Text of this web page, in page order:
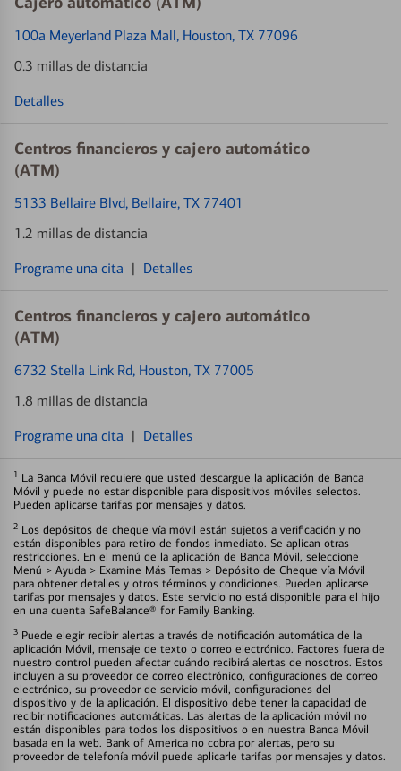
100a Meyerland Plaza Mall, Houston, TX 77096
0.3 millas de distancia
Detalles
Centros financieros y cajero automático
(ATM)
5133 Bellaire Blvd, Bellaire, TX 77401
1.2 millas de distancia
Programe una cita | Detalles
Centros financieros y cajero automático
(ATM)
6732 Stella Link Rd, Houston, TX 77005
1.8 millas de distancia
Programe una cita | Detalles
1 La Banca Móvil requiere que usted descargue la aplicación de Banca
Móvil y puede no estar disponible para dispositivos móviles selectos.
Pueden aplicarse tarifas por mensajes y datos.
2 Los depósitos de cheque vía móvil están sujetos a verificación y no
están disponibles para retiro de fondos inmediato. Se aplican otras
restricciones. En el menú de la aplicación de Banca Móvil, seleccione
Menú > Ayuda > Examine Más Temas > Depósito de Cheque vía Móvil
para obtener detalles y otros términos y condiciones. Pueden aplicarse
tarifas por mensajes y datos. Este servicio no está disponible para el hijo
en una cuenta SafeBalance® for Family Banking.
3 Puede elegir recibir alertas a través de notificación automática de la
aplicación Móvil, mensaje de texto o correo electrónico. Factores fuera de
nuestro control pueden afectar cuándo recibirá alertas de nosotros. Estos
incluyen a su proveedor de correo electrónico, configuraciones de correo
electrónico, su proveedor de servicio móvil, configuraciones del
dispositivo y de la aplicación. El dispositivo debe tener la capacidad de
recibir notificaciones automáticas. Las alertas de la aplicación móvil no
están disponibles para todos los dispositivos o en nuestra Banca Móvil
basada en la web. Bank of America no cobra por alertas, pero su
proveedor de telefonía móvil puede aplicarle tarifas por mensajes y datos.